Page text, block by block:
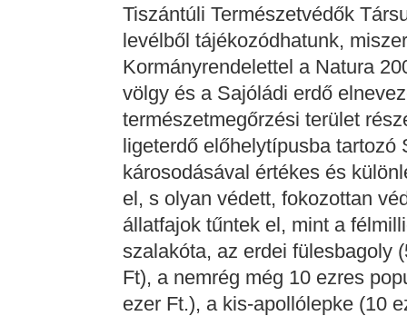
Tiszántúli Természetvédők
levélből tájékozódhatunk,
Kormányrendelettel a Natura
völgy és a Sajóládi erdő
természetmegőrzési terület
ligeterdő előhelytípusba
károsodásával értékes és
el, s olyan védett, fokozottan
állatfajok tűntek el, mint a
szalakóta, az erdei fülesbagoly
Ft), a nemrég még 10 ezres
ezer Ft.), a kis-apollólepke (10